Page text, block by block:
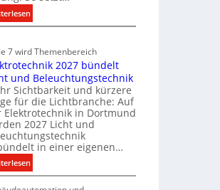
m
b
i
i
t
ä
t
n
n
i
a
t
o
n
m
i
t
S
y
:
E
n
C
i
p
f
ü
r
a
l
7 wird Themenbereich
2027 bündelt
und Beleuchtungstechnik
Sichtbarkeit und kürzere
für die Lichtbranche: Auf
Elektrotechnik in Dortmund
2027 Licht und
in einer eigenen…
:
E